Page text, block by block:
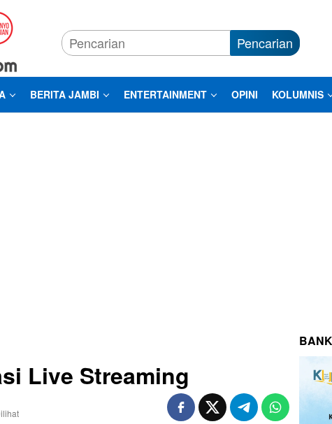
Pencarian
BERITA JAMBI ENTERTAINMENT OPINI KOLUMNIS
Live Streaming